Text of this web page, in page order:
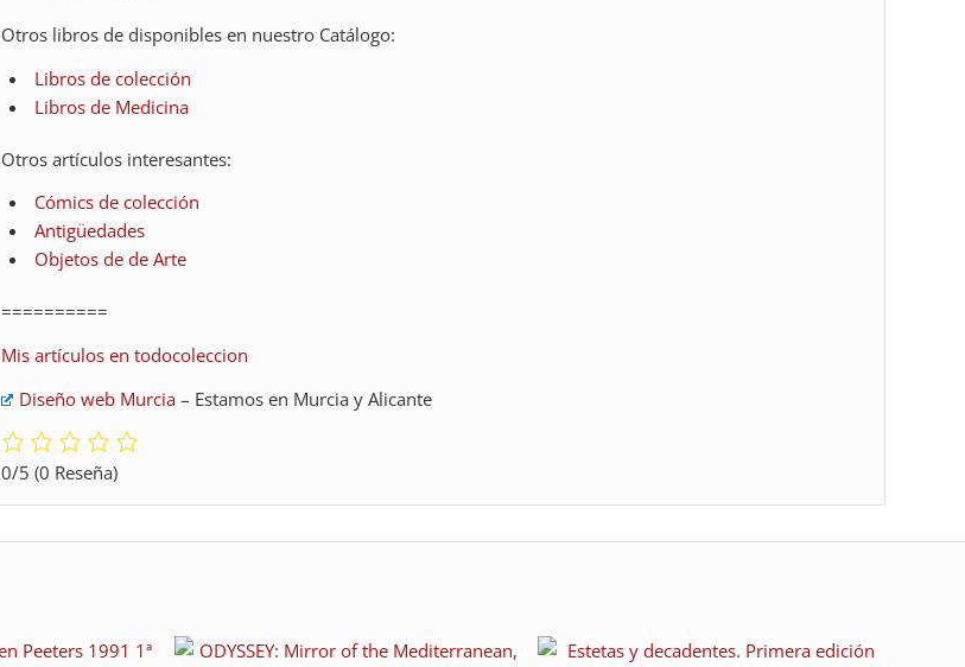
Otros libros de disponibles en nuestro Catálogo:
Libros de colección
Libros de Medicina
Otros artículos interesantes:
Cómics de colección
Antigüedades
Objetos de de Arte
==========
Mis artículos en todocoleccion
Diseño web Murcia– Estamos en Murcia y Alicante
0/5(0 Reseña)